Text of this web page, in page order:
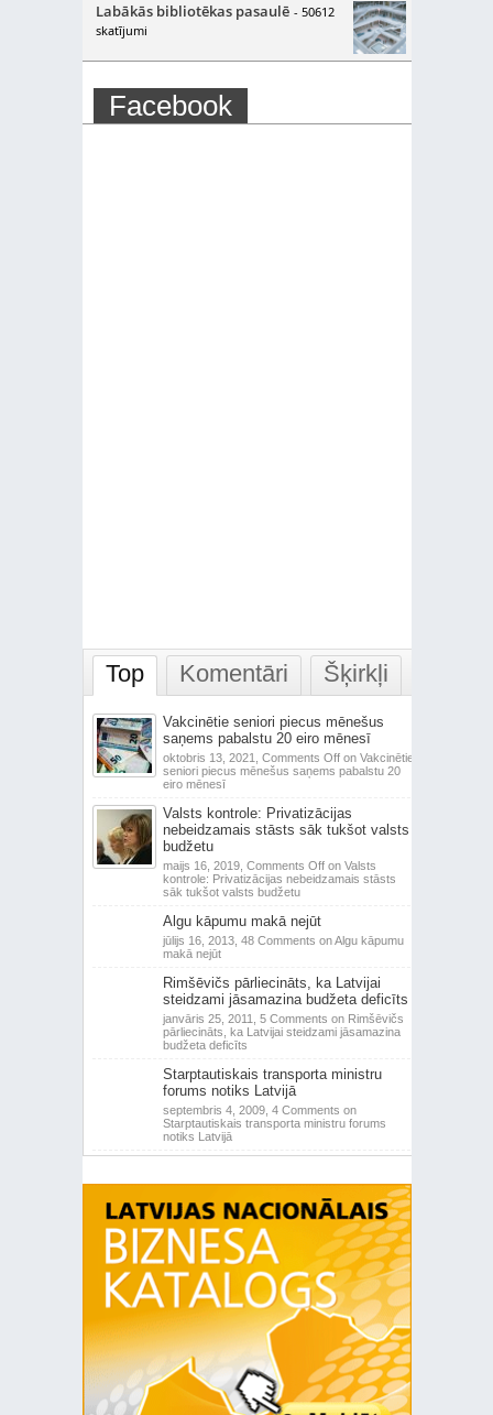
Labākās bibliotēkas pasaulē - 50612
skatījumi
Facebook
Top Komentāri Šķirkļi
Vakcinētie seniori piecus mēnešus
saņems pabalstu 20 eiro mēnesī
oktobris 13, 2021, Comments Offon Vakcinētie
seniori piecus mēnešus saņems pabalstu 20
eiro mēnesī
Valsts kontrole: Privatizācijas
nebeidzamais stāsts sāk tukšot valsts
budžetu
maijs 16, 2019, Comments Offon Valsts
kontrole: Privatizācijas nebeidzamais stāsts
sāk tukšot valsts budžetu
Algu kāpumu makā nejūt
jūlijs 16, 2013, 48 Comments on Algu kāpumu
makā nejūt
Rimšēvičs pārliecināts, ka Latvijai
steidzami jāsamazina budžeta deficīts
janvāris 25, 2011, 5 Comments on Rimšēvičs
pārliecināts, ka Latvijai steidzami jāsamazina
budžeta deficīts
Starptautiskais transporta ministru
forums notiks Latvijā
septembris 4, 2009, 4 Comments on
Starptautiskais transporta ministru forums
notiks Latvijā